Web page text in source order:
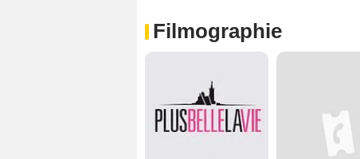
Filmographie